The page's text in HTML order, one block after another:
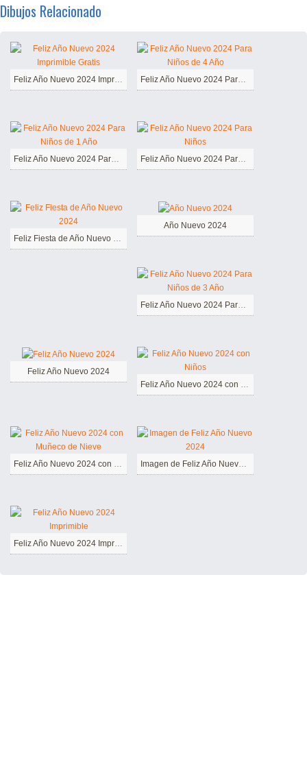
Dibujos Relacionado
Feliz Año Nuevo 2024 Imprimible Gratis Feliz Año Nuevo 2024 Para Niños de 4 Año
Feliz Año Nuevo 2024 Para Niños de 1 Año Feliz Año Nuevo 2024 Para Niños
Feliz Fiesta de Año Nuevo 2024
Año Nuevo 2024
Feliz Año Nuevo 2024 Para Niños de 3 Año
Feliz Año Nuevo 2024
Feliz Año Nuevo 2024 con Niños
Feliz Año Nuevo 2024 con Muñeco de Nieve Imagen de Feliz Año Nuevo 2024
Feliz Año Nuevo 2024 Imprimible